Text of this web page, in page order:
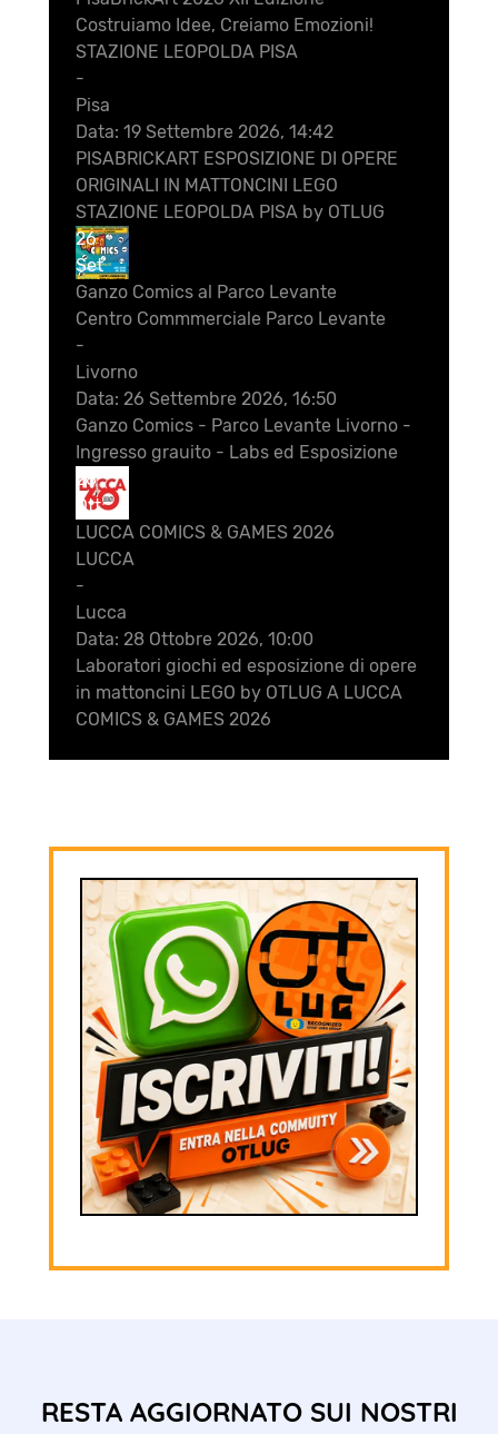
Costruiamo Idee, Creiamo Emozioni!
STAZIONE LEOPOLDA PISA
-
Pisa
Data: 19 Settembre 2026, 14:42
PISABRICKART ESPOSIZIONE DI OPERE
ORIGINALI IN MATTONCINI LEGO
STAZIONE LEOPOLDA PISA by OTLUG
26
Set
Ganzo Comics al Parco Levante
Centro Commmerciale Parco Levante
-
Livorno
Data: 26 Settembre 2026, 16:50
Ganzo Comics - Parco Levante Livorno -
Ingresso grauito - Labs ed Esposizione
28
Ott
LUCCA COMICS & GAMES 2026
LUCCA
-
Lucca
Data: 28 Ottobre 2026, 10:00
Laboratori giochi ed esposizione di opere
in mattoncini LEGO by OTLUG A LUCCA
COMICS & GAMES 2026
RESTA AGGIORNATO SUI NOSTRI